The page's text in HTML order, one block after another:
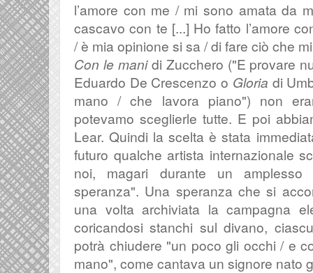
l’amore con me / mi sono amata da
cascavo con te [...] Ho fatto l’amore
/è mia opinione si sa /di fare ciò che
Con le manidi Zucchero ("E provare
Eduardo De Crescenzo o Gloria di
mano / che lavora piano") non
potevamo sceglierle tutte. E poi
Lear. Quindi la scelta è stata
futuro qualche artista internazionale
noi, magari durante un
speranza". Una speranza che si
una volta archiviata la campagna
coricandosi stanchi sul divano,
potrà chiudere "un poco gli occhi / e
mano", come cantava un signore nato